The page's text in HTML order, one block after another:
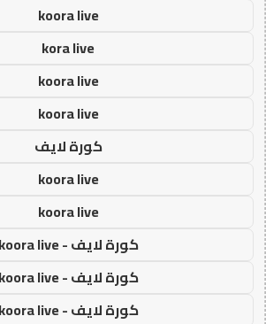
koora live
kora live
koora live
koora live
كورة لايف
koora live
koora live
كورة لايف - koora live
كورة لايف - koora live
كورة لايف - koora live